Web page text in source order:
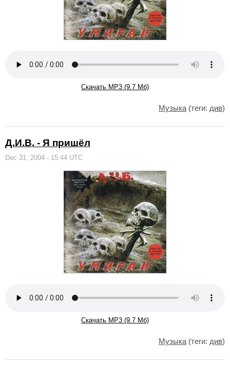
Скачать MP3 (9.7 Мб)
Музыка (теги: див)
Д.И.В. - Я пришёл
Dec 31, 2004 - 15:44 UTC
Скачать MP3 (9.7 Мб)
Музыка (теги: див)